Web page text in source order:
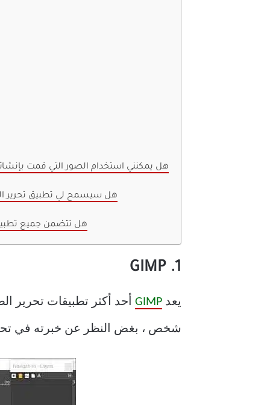
1. هل يمكنني استخدام الصور التي قمت
2. هل سيسمح لي تطبيق تحرير
3. هل تتضمن جميع
1. GIMP
يعد GIMP أحد أكثر تطبيقات تحرير
شخص ، بغض النظر عن خبرته في